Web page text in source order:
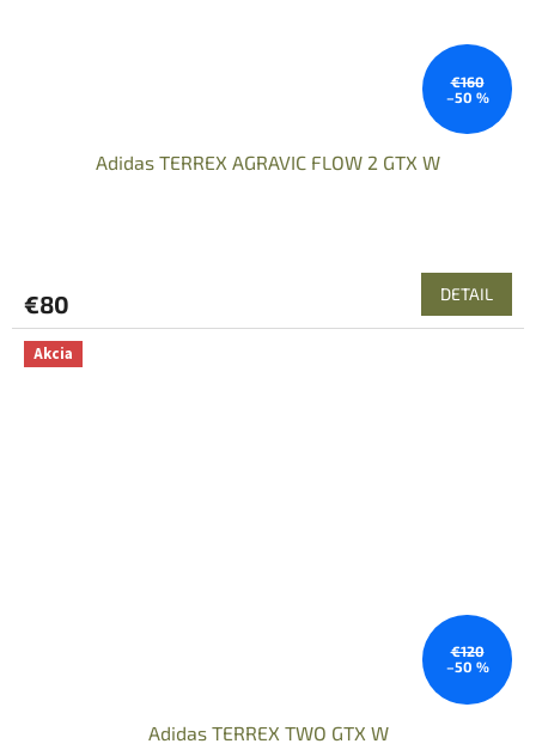
€160
–50 %
Adidas TERREX AGRAVIC FLOW 2 GTX W
€80 DETAIL
Akcia
€120
–50 %
Adidas TERREX TWO GTX W